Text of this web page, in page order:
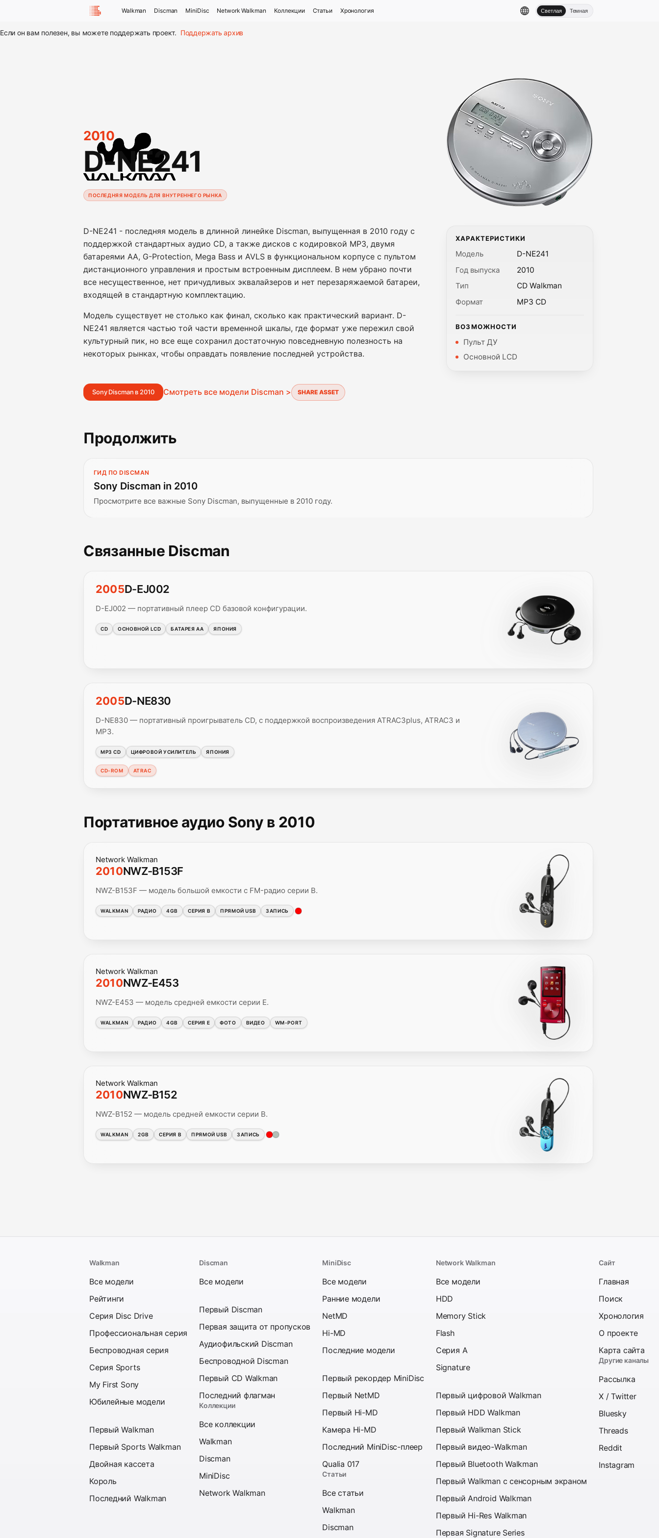
Walkman Discman MiniDisc Network Walkman Коллекции Статьи Хронология Светлая Темная
Если он вам полезен, вы можете поддержать проект. Поддержать архив
2010
D-NE241
ПОСЛЕДНЯЯ МОДЕЛЬ ДЛЯ ВНУТРЕННЕГО РЫНКА
D-NE241 - последняя модель в длинной линейке Discman, выпущенная в 2010 году с
поддержкой стандартных аудио CD, а также дисков с кодировкой MP3, двумя
батареями AA, G-Protection, Mega Bass и AVLS в функциональном корпусе с пультом
дистанционного управления и простым встроенным дисплеем. В нем убрано почти
все несущественное, нет причудливых эквалайзеров и нет перезаряжаемой батареи,
входящей в стандартную комплектацию.
Модель существует не столько как финал, сколько как практический вариант. D-
NE241 является частью той части временной шкалы, где формат уже пережил свой
культурный пик, но все еще сохранил достаточную повседневную полезность на
некоторых рынках, чтобы оправдать появление последней устройства.
Sony Discman в 2010 Смотреть все модели Discman > SHARE ASSET
ХАРАКТЕРИСТИКИ
Модель
D-NE241
Год выпуска
2010
Тип
CD Walkman
Формат
MP3 CD
ВОЗМОЖНОСТИ
Пульт ДУ
Основной LCD
Продолжить
ГИД ПО DISCMAN
Sony Discman in 2010
Просмотрите все важные Sony Discman, выпущенные в 2010 году.
Связанные Discman
2005D-EJ002
D-EJ002 — портативный плеер CD базовой конфигурации.
CD ОСНОВНОЙ LCD БАТАРЕЯ AA ЯПОНИЯ
2005D-NE830
D-NE830 — портативный проигрыватель CD, с поддержкой воспроизведения ATRAC3plus, ATRAC3 и
MP3.
MP3 CD ЦИФРОВОЙ УСИЛИТЕЛЬ ЯПОНИЯ
CD-ROM ATRAC
Портативное аудио Sony в 2010
Network Walkman
2010NWZ-B153F
NWZ-B153F — модель большой емкости с FM-радио серии B.
WALKMAN РАДИО 4GB СЕРИЯ B ПРЯМОЙ USB ЗАПИСЬ
Network Walkman
2010NWZ-E453
NWZ-E453 — модель средней емкости серии E.
WALKMAN РАДИО 4GB СЕРИЯ E ФОТО ВИДЕО WM-PORT
Network Walkman
2010NWZ-B152
NWZ-B152 — модель средней емкости серии B.
WALKMAN 2GB СЕРИЯ B ПРЯМОЙ USB ЗАПИСЬ
Walkman
Все модели
Рейтинги
Серия Disc Drive
Профессиональная серия
Беспроводная серия
Серия Sports
My First Sony
Юбилейные модели
Первый Walkman
Первый Sports Walkman
Двойная кассета
Король
Последний Walkman
Discman
Все модели
Первый Discman
Первая защита от пропусков
Аудиофильский Discman
Беспроводной Discman
Первый CD Walkman
Последний флагман
Коллекции
Все коллекции
Walkman
Discman
MiniDisc
Network Walkman
MiniDisc
Все модели
Ранние модели
NetMD
Hi-MD
Последние модели
Первый рекордер MiniDisc
Первый NetMD
Первый Hi-MD
Камера Hi-MD
Последний MiniDisc-плеер
Qualia 017
Статьи
Все статьи
Walkman
Discman
Network Walkman
Все модели
HDD
Memory Stick
Flash
Серия A
Signature
Первый цифровой Walkman
Первый HDD Walkman
Первый Walkman Stick
Первый видео-Walkman
Первый Bluetooth Walkman
Первый Walkman с сенсорным экраном
Первый Android Walkman
Первый Hi-Res Walkman
Первая Signature Series
Сайт
Главная
Поиск
Хронология
О проекте
Карта сайта
Другие каналы
Рассылка
X / Twitter
Bluesky
Threads
Reddit
Instagram